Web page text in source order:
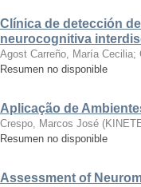
Clínica de detección
neurocognitiva
Agost Carreño, María Cecilia;
Resumen no disponible
Aplicação de
Crespo, Marcos José (
Resumen no disponible
Assessment of